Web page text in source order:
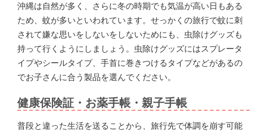
沖縄は自然が多く、さらに冬の時期でも気温が高い日もある
ため、蚊が多いといわれています。せっかくの旅行で蚊に刺
されて嫌な思いをしないをしないためにも、虫除けグッズも
持って行くようにしましょう。虫除けグッズにはスプレータ
イプやシールタイプ、手首に巻きつけるタイプなどがあるの
でお子さんに合う製品を選んでください。
健康保険証・お薬手帳・親子手帳
普段と違った生活を送ることから、旅行先で体調を崩す可能